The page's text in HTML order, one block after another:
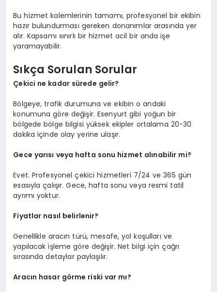
Bu hizmet kalemlerinin tamamı, profesyonel bir ekibin
hazır bulundurması gereken donanımlar arasında yer
alır. Kapsamı sınırlı bir hizmet acil bir anda işe
yaramayabilir.
Sıkça Sorulan Sorular
Çekici ne kadar sürede gelir?
Bölgeye, trafik durumuna ve ekibin o andaki
konumuna göre değişir. Esenyurt gibi yoğun bir
bölgede bölge bilgisi yüksek ekipler ortalama 20-30
dakika içinde olay yerine ulaşır.
Gece yarısı veya hafta sonu hizmet alınabilir mi?
Evet. Profesyonel çekici hizmetleri 7/24 ve 365 gün
esasıyla çalışır. Gece, hafta sonu veya resmi tatil
ayrımı yoktur.
Fiyatlar nasıl belirlenir?
Genellikle aracın türü, mesafe, yol koşulları ve
yapılacak işleme göre değişir. Net bilgi için çağrı
sırasında detaylar paylaşılır.
Aracın hasar görme riski var mı?